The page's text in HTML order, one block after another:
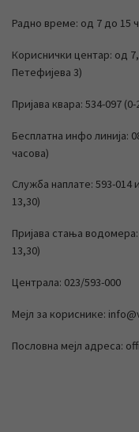
Радно време: од 7 до 15
Кориснички центар: од
Петефијева 3)
Пријава квара: 534-097 (0-
Бесплатна инфо линија:
часова)
Служба наплате: 593-
13,30)
Пријава стања
13,30)
Централа: 023/593-000
Мејл за кориснике:
Пословна мејл адреса: